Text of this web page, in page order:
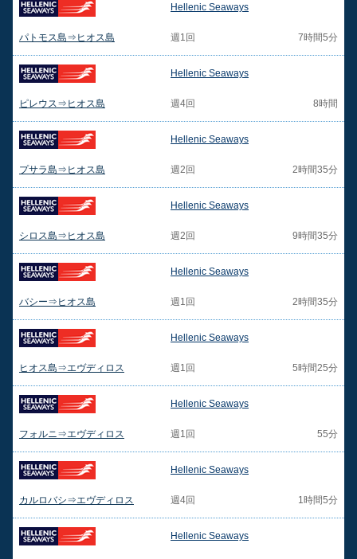
Hellenic Seaways
パトモス島⇒ヒオス島 週1回 7時間5分
Hellenic Seaways
ピレウス⇒ヒオス島 週4回 8時間
Hellenic Seaways
プサラ島⇒ヒオス島 週2回 2時間35分
Hellenic Seaways
シロス島⇒ヒオス島 週2回 9時間35分
Hellenic Seaways
バシー⇒ヒオス島 週1回 2時間35分
Hellenic Seaways
ヒオス島⇒エヴディロス 週1回 5時間25分
Hellenic Seaways
フォルニ⇒エヴディロス 週1回 55分
Hellenic Seaways
カルロバシ⇒エヴディロス 週4回 1時間5分
Hellenic Seaways